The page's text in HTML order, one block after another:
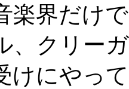
界だけ
、クリー
けにやっ